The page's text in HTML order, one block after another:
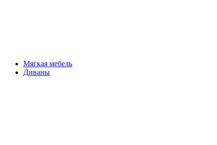
Мягкая мебель
Диваны